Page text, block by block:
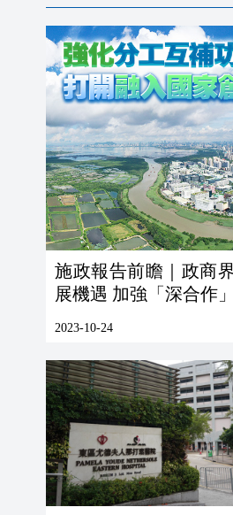
施政報告前瞻｜政商
展機遇 加強「深合作
2023-10-24